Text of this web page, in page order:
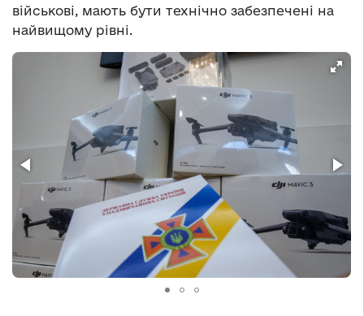
військові, мають бути технічно забезпечені на
найвищому рівні.